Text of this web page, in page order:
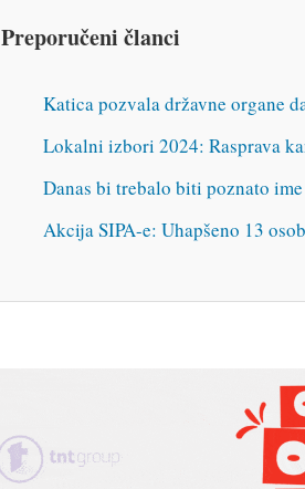
Preporučeni članci
Katica pozvala državne organe
Lokalni izbori 2024: Rasprava
Danas bi trebalo biti poznato
Akcija SIPA-e: Uhapšeno 13